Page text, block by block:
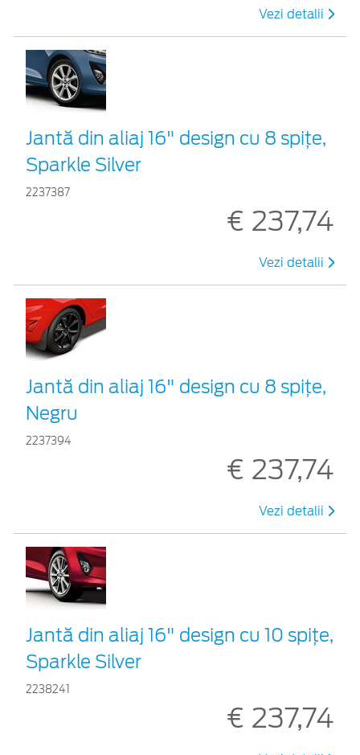
Vezi detalii
Jantă din aliaj 16" design cu 8 spițe,
Sparkle Silver
2237387
€ 237,74
Vezi detalii
Jantă din aliaj 16" design cu 8 spițe,
Negru
2237394
€ 237,74
Vezi detalii
Jantă din aliaj 16" design cu 10 spițe,
Sparkle Silver
2238241
€ 237,74